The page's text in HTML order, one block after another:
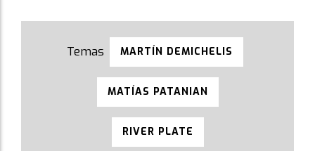
MARTÍN DEMICHELIS
MATÍAS PATANIAN
RIVER PLATE